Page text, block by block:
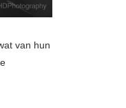
van hun